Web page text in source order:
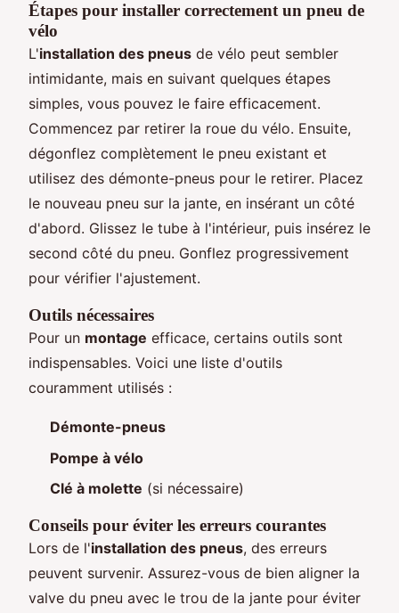
Étapes pour installer correctement un pneu de
vélo
L'installation des pneus de vélo peut sembler
intimidante, mais en suivant quelques étapes
simples, vous pouvez le faire efficacement.
Commencez par retirer la roue du vélo. Ensuite,
dégonflez complètement le pneu existant et
utilisez des démonte-pneus pour le retirer. Placez
le nouveau pneu sur la jante, en insérant un côté
d'abord. Glissez le tube à l'intérieur, puis insérez le
second côté du pneu. Gonflez progressivement
pour vérifier l'ajustement.
Outils nécessaires
Pour un montage efficace, certains outils sont
indispensables. Voici une liste d'outils
couramment utilisés :
Démonte-pneus
Pompe à vélo
Clé à molette (si nécessaire)
Conseils pour éviter les erreurs courantes
Lors de l'installation des pneus, des erreurs
peuvent survenir. Assurez-vous de bien aligner la
valve du pneu avec le trou de la jante pour éviter